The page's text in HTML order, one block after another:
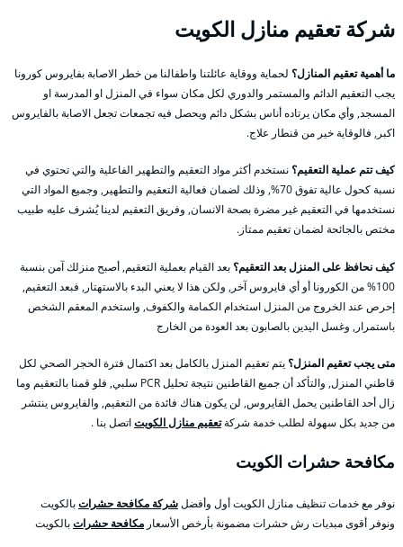
شركة تعقيم منازل الكويت
ما أهمية تعقيم المنازل؟ لحماية ووقاية عائلتنا واطفالنا من خطر الاصابة بفايروس كورونا
يجب التعقيم الدائم والمستمر والدوري لكل مكان سواء في المنزل او المدرسة او
المسجد, وأي مكان يرتاده أناس بشكل دائم ويحصل فيه تجمعات تجعل الاصابة بالفايروس
اكبر, فالوقاية خير من قنطار علاج.
كيف تتم عملية التعقيم؟ نستخدم أكثر مواد التعقيم والتطهير الفاعلية والتي تحتوي في
نسبة كحول عالية تفوق 70%, وذلك لضمان فعالية التعقيم والتطهير, وجميع المواد التي
نستخدمها في التعقيم غير مضرة بصحة الانسان, وفريق التعقيم لدينا يُشرف عليه طبيب
مختص بالجائحة لضمان تعقيم ممتاز.
كيف نحافظ على المنزل بعد التعقيم؟ بعد القيام بعملية التعقيم, أصبح منزلك آمن بنسبة
100% من الكورونا أو أي فايروس آخر, ولكن هذا لا يعني البدء بالاستهتار, فبعد التعقيم,
إحرص عند الخروج من المنزل استخدام الكمامة والكفوف, واستخدم المعقم الشخص
باستمرار, وغسل اليدين بالصابون بعد العودة من الخارج
متى يجب تعقيم المنزل؟ يتم تعقيم المنزل بالكامل بعد اكتمال فترة الحجر الصحي لكل
قاطني المنزل, والتأكد أن جميع القاطنين نتيجة تحليل PCR سلبي, فلو قمنا بالتعقيم وما
زال أحد القاطنين يحمل القايروس, لن يكون هناك فائدة من التعقيم, والفايروس ينتشر
من جديد بكل سهولة لطلب خدمة شركةتعقيم منازل الكويتاتصل بنا .
مكافحة حشرات الكويت
نوفر مع خدمات تنظيف منازل الكويت أول وأفضلشركة مكافحة حشراتبالكويت
ونوفر أقوى مبديات رش حشرات مضمونة بأرخص الأسعار مكافحة حشراتبالكويت